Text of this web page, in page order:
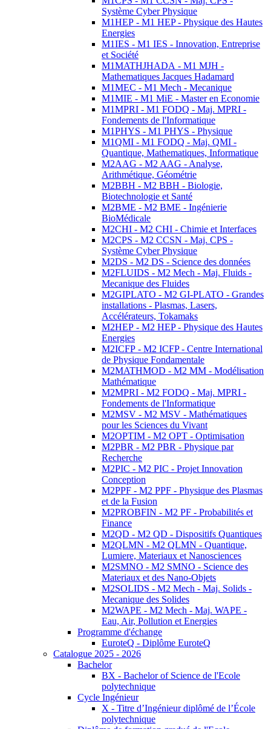
Système Cyber Physique
M1HEP - M1 HEP - Physique des Hautes
Energies
M1IES - M1 IES - Innovation, Entreprise
et Société
M1MATHJHADA - M1 MJH -
Mathematiques Jacques Hadamard
M1MEC - M1 Mech - Mecanique
M1MIE - M1 MiE - Master en Economie
M1MPRI - M1 FODQ - Maj. MPRI -
Fondements de l'Informatique
M1PHYS - M1 PHYS - Physique
M1QMI - M1 FODQ - Maj. QMI -
Quantique, Mathematiques, Informatique
M2AAG - M2 AAG - Analyse,
Arithmétique, Géométrie
M2BBH - M2 BBH - Biologie,
Biotechnologie et Santé
M2BME - M2 BME - Ingénierie
BioMédicale
M2CHI - M2 CHI - Chimie et Interfaces
M2CPS - M2 CCSN - Maj. CPS -
Système Cyber Physique
M2DS - M2 DS - Science des données
M2FLUIDS - M2 Mech - Maj. Fluids -
Mecanique des Fluides
M2GIPLATO - M2 GI-PLATO - Grandes
installations - Plasmas, Lasers,
Accélérateurs, Tokamaks
M2HEP - M2 HEP - Physique des Hautes
Energies
M2ICFP - M2 ICFP - Centre International
de Physique Fondamentale
M2MATHMOD - M2 MM - Modélisation
Mathématique
M2MPRI - M2 FODQ - Maj. MPRI -
Fondements de l'Informatique
M2MSV - M2 MSV - Mathématiques
pour les Sciences du Vivant
M2OPTIM - M2 OPT - Optimisation
M2PBR - M2 PBR - Physique par
Recherche
M2PIC - M2 PIC - Projet Innovation
Conception
M2PPF - M2 PPF - Physique des Plasmas
et de la Fusion
M2PROBFIN - M2 PF - Probabilités et
Finance
M2QD - M2 QD - Dispositifs Quantiques
M2QLMN - M2 QLMN - Quantique,
Lumiere, Materiaux et Nanosciences
M2SMNO - M2 SMNO - Science des
Materiaux et des Nano-Objets
M2SOLIDS - M2 Mech - Maj. Solids -
Mecanique des Solides
M2WAPE - M2 Mech - Maj. WAPE -
Eau, Air, Pollution et Energies
Programme d'échange
EuroteQ - Diplôme EuroteQ
Catalogue 2025 - 2026
Bachelor
BX - Bachelor of Science de l'Ecole
polytechnique
Cycle Ingénieur
X - Titre d’Ingénieur diplômé de l’École
polytechnique